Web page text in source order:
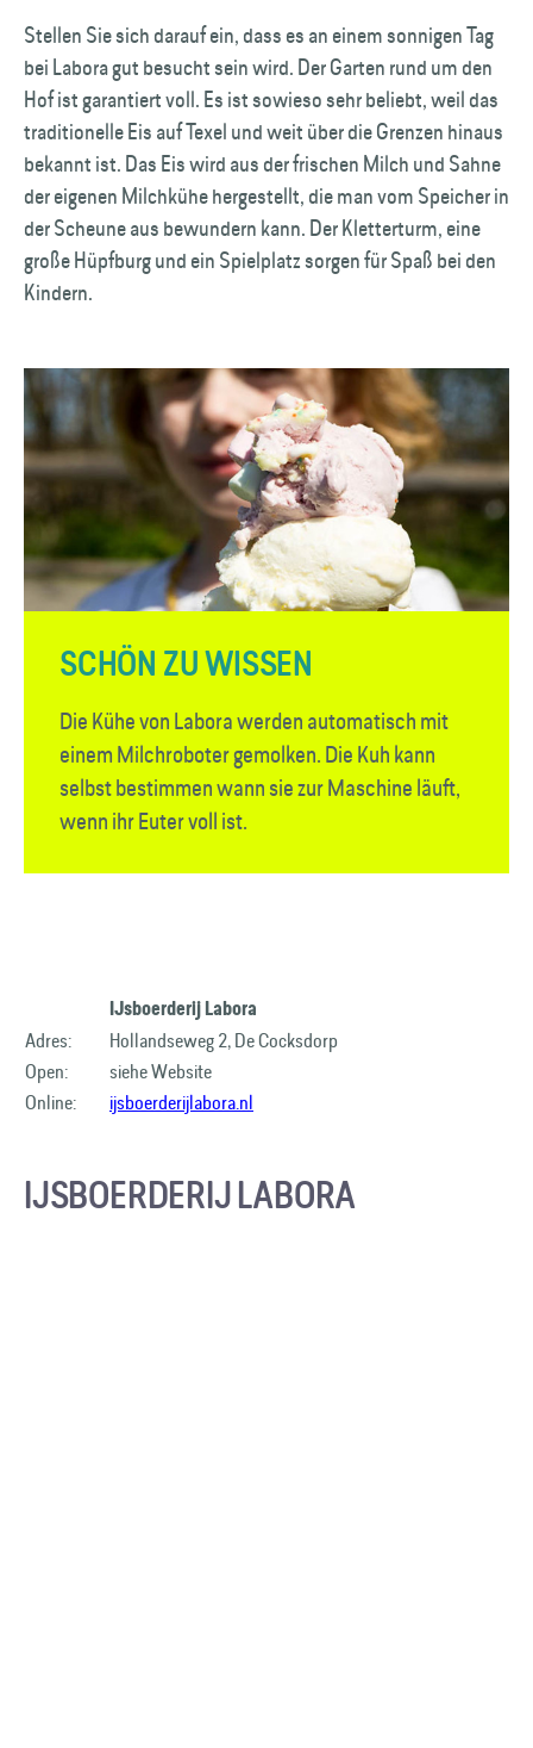
Stellen Sie sich darauf ein, dass es an einem sonnigen Tag
bei Labora gut besucht sein wird. Der Garten rund um den
Hof ist garantiert voll. Es ist sowieso sehr beliebt, weil das
traditionelle Eis auf Texel und weit über die Grenzen hinaus
bekannt ist. Das Eis wird aus der frischen Milch und Sahne
der eigenen Milchkühe hergestellt, die man vom Speicher in
der Scheune aus bewundern kann. Der Kletterturm, eine
große Hüpfburg und ein Spielplatz sorgen für Spaß bei den
Kindern.
SCHÖN ZU WISSEN
Die Kühe von Labora werden automatisch mit
einem Milchroboter gemolken. Die Kuh kann
selbst bestimmen wann sie zur Maschine läuft,
wenn ihr Euter voll ist.
IJsboerderij Labora
Adres:
Hollandseweg 2, De Cocksdorp
Open:
siehe Website
Online:
ijsboerderijlabora.nl
IJSBOERDERIJ LABORA